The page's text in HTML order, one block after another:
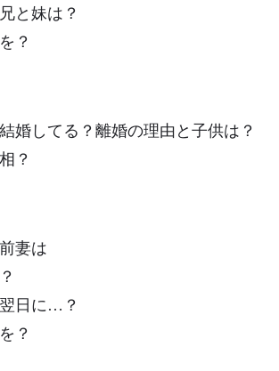
と妹は？
？
婚してる？離婚の理由と子供は？
？
妻は
日に…？
？